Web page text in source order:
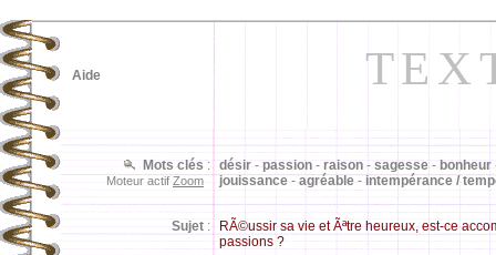
désir - passion - raison - sagesse - bonheur
jouissance - agréable - intempérance /
Mots clés :
Moteur actif Zoom
Sujet :
RÃ©ussir sa vie et Ãªtre heureux, est-ce
passions ?
Aide